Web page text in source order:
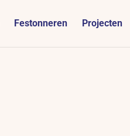
Festonneren Projecten